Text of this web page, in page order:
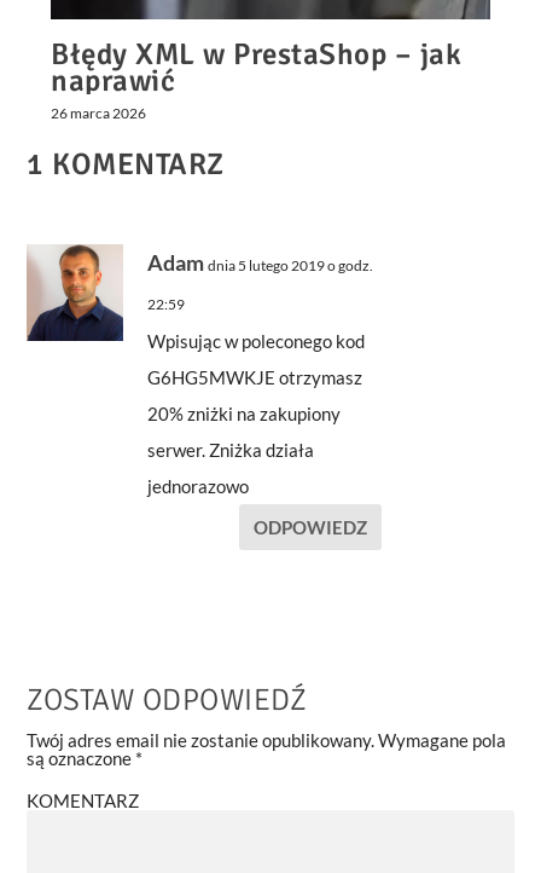
Błędy XML w PrestaShop – jak
naprawić
country_module_list.xml i
5 minut
26 marca 2026
1 KOMENTARZ
Adam dnia 5 lutego 2019 o godz.
22:59
Wpisując w poleconego kod
G6HG5MWKJE otrzymasz
20% zniżki na zakupiony
serwer. Zniżka działa
jednorazowo
ODPOWIEDZ
ZOSTAW ODPOWIEDŹ
Twój adres email nie zostanie opublikowany.Wymagane pola
są oznaczone *
KOMENTARZ